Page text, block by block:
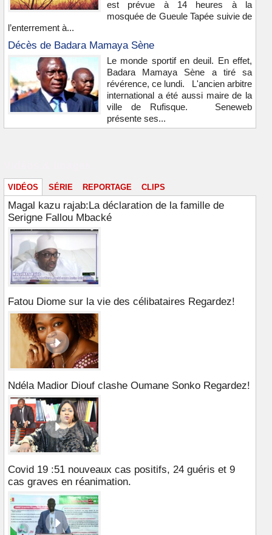
est prévue à 14 heures à la
mosquée de Gueule Tapée suivie de
l’enterrement à...
Décès de Badara Mamaya Sène
Le monde sportif en deuil. En effet,
Badara Mamaya Sène a tiré sa
révérence, ce lundi. L'ancien arbitre
international a été aussi maire de la
ville de Rufisque. Seneweb
présente ses...
VIDÉOS SÉRIE REPORTAGE CLIPS
Magal kazu rajab:La déclaration de la famille de
Serigne Fallou Mbacké
Fatou Diome sur la vie des célibataires Regardez!
Ndéla Madior Diouf clashe Oumane Sonko Regardez!
Covid 19 :51 nouveaux cas positifs, 24 guéris et 9
cas graves en réanimation.